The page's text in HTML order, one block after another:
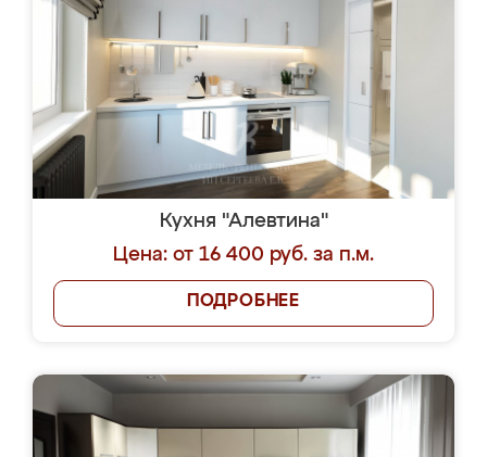
Кухня "Алевтина"
Цена: от 16 400 руб. за п.м.
ПОДРОБНЕЕ